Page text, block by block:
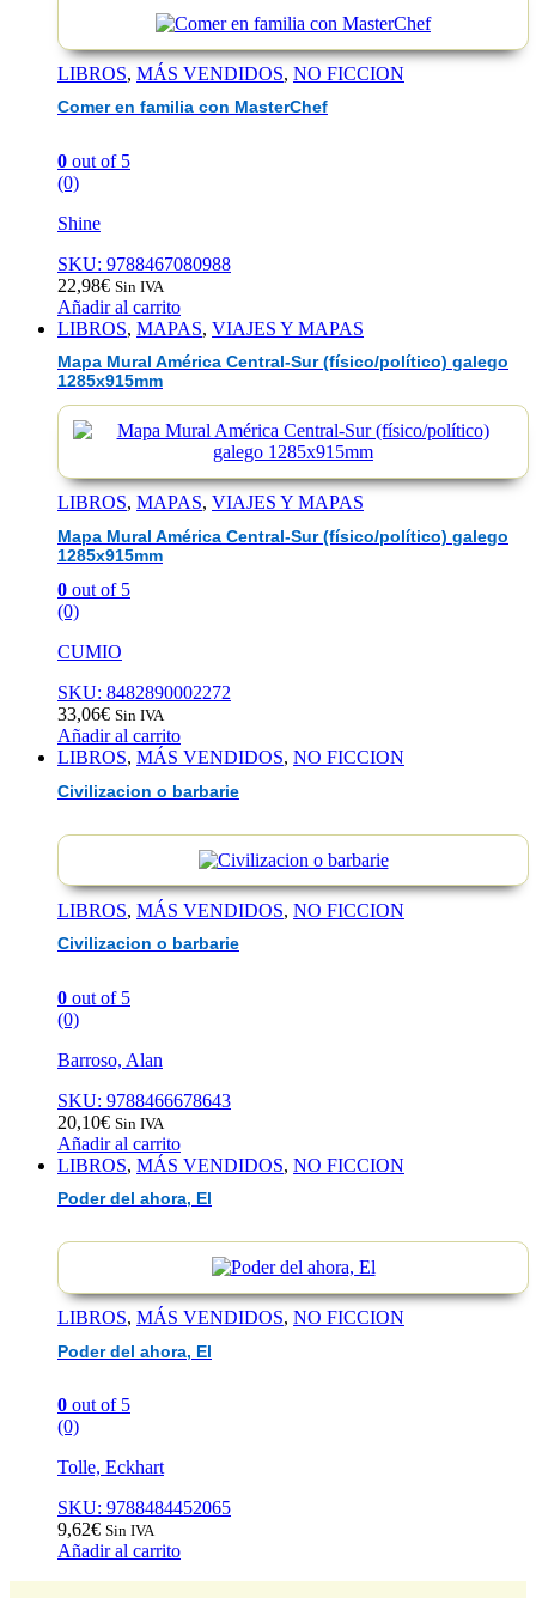
LIBROS, MÁS VENDIDOS, NO FICCION
Comer en familia con MasterChef
0 out of 5
(0)
Shine
SKU: 9788467080988
22,98€ Sin IVA
Añadir al carrito
LIBROS, MAPAS, VIAJES Y MAPAS
Mapa Mural América Central-Sur (físico/político) galego
1285x915mm
LIBROS, MAPAS, VIAJES Y MAPAS
Mapa Mural América Central-Sur (físico/político) galego
1285x915mm
0 out of 5
(0)
CUMIO
SKU: 8482890002272
33,06€ Sin IVA
Añadir al carrito
LIBROS, MÁS VENDIDOS, NO FICCION
Civilizacion o barbarie
LIBROS, MÁS VENDIDOS, NO FICCION
Civilizacion o barbarie
0 out of 5
(0)
Barroso, Alan
SKU: 9788466678643
20,10€ Sin IVA
Añadir al carrito
LIBROS, MÁS VENDIDOS, NO FICCION
Poder del ahora, El
LIBROS, MÁS VENDIDOS, NO FICCION
Poder del ahora, El
0 out of 5
(0)
Tolle, Eckhart
SKU: 9788484452065
9,62€ Sin IVA
Añadir al carrito